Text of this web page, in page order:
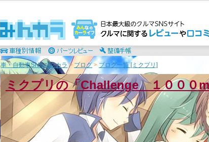
車・自動車SNSみんカラ> ブログ> ブログ一覧 [ミクプリ]
ミクプリの「Challenge １０００